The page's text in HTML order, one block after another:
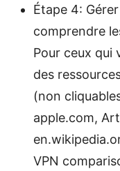
Étape 4:
comprendre
Pour ceux qui
des
(non
apple.com,
VPN